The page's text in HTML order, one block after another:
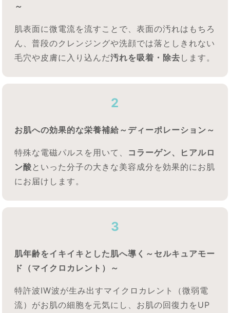
～
肌表面に微電流を流すことで、表面の汚れはもちろ
ん、普段のクレンジングや洗顔では落としきれない
毛穴や皮膚に入り込んだ汚れを吸着・除去 します。
2
お肌への効果的な栄養補給～ディーポレーション～
特殊な電磁パルスを用いて、 コラーゲン、ヒアルロ
ン酸 といった分子の大きな美容成分を効果的にお肌
にお届けします。
3
肌年齢をイキイキとした肌へ導く～セルキュアモー
ド（マイクロカレント）～
特許波IW波が生み出すマイクロカレント（微弱電
流）がお肌の細胞を元気にし、お肌の回復力をUP